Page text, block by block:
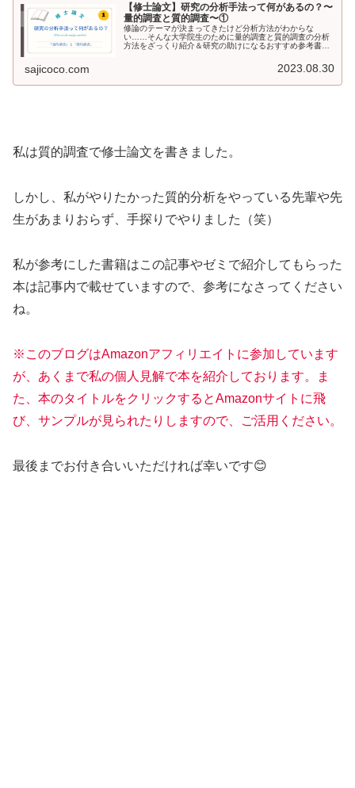
【修士論文】研究の分析手法って何があるの？〜
量的調査と質的調査〜①
修論のテーマが決まってきたけど分析方法がわからな
い……そんな大学院生のために量的調査と質的調査の分析
方法をざっくり紹介＆研究の助けになるおすすめ参考書も
sajicoco.com 2023.08.30
私は質的調査で修士論文を書きました。
しかし、私がやりたかった質的分析をやっている先輩や先
生があまりおらず、手探りでやりました（笑）
私が参考にした書籍はこの記事やゼミで紹介してもらった
本は記事内で載せていますので、参考になさってください
ね。
※このブログはAmazonアフィリエイトに参加しています
が、あくまで私の個人見解で本を紹介しております。ま
た、本のタイトルをクリックするとAmazonサイトに飛
び、サンプルが見られたりしますので、ご活用ください。
最後までお付き合いいただければ幸いです😊